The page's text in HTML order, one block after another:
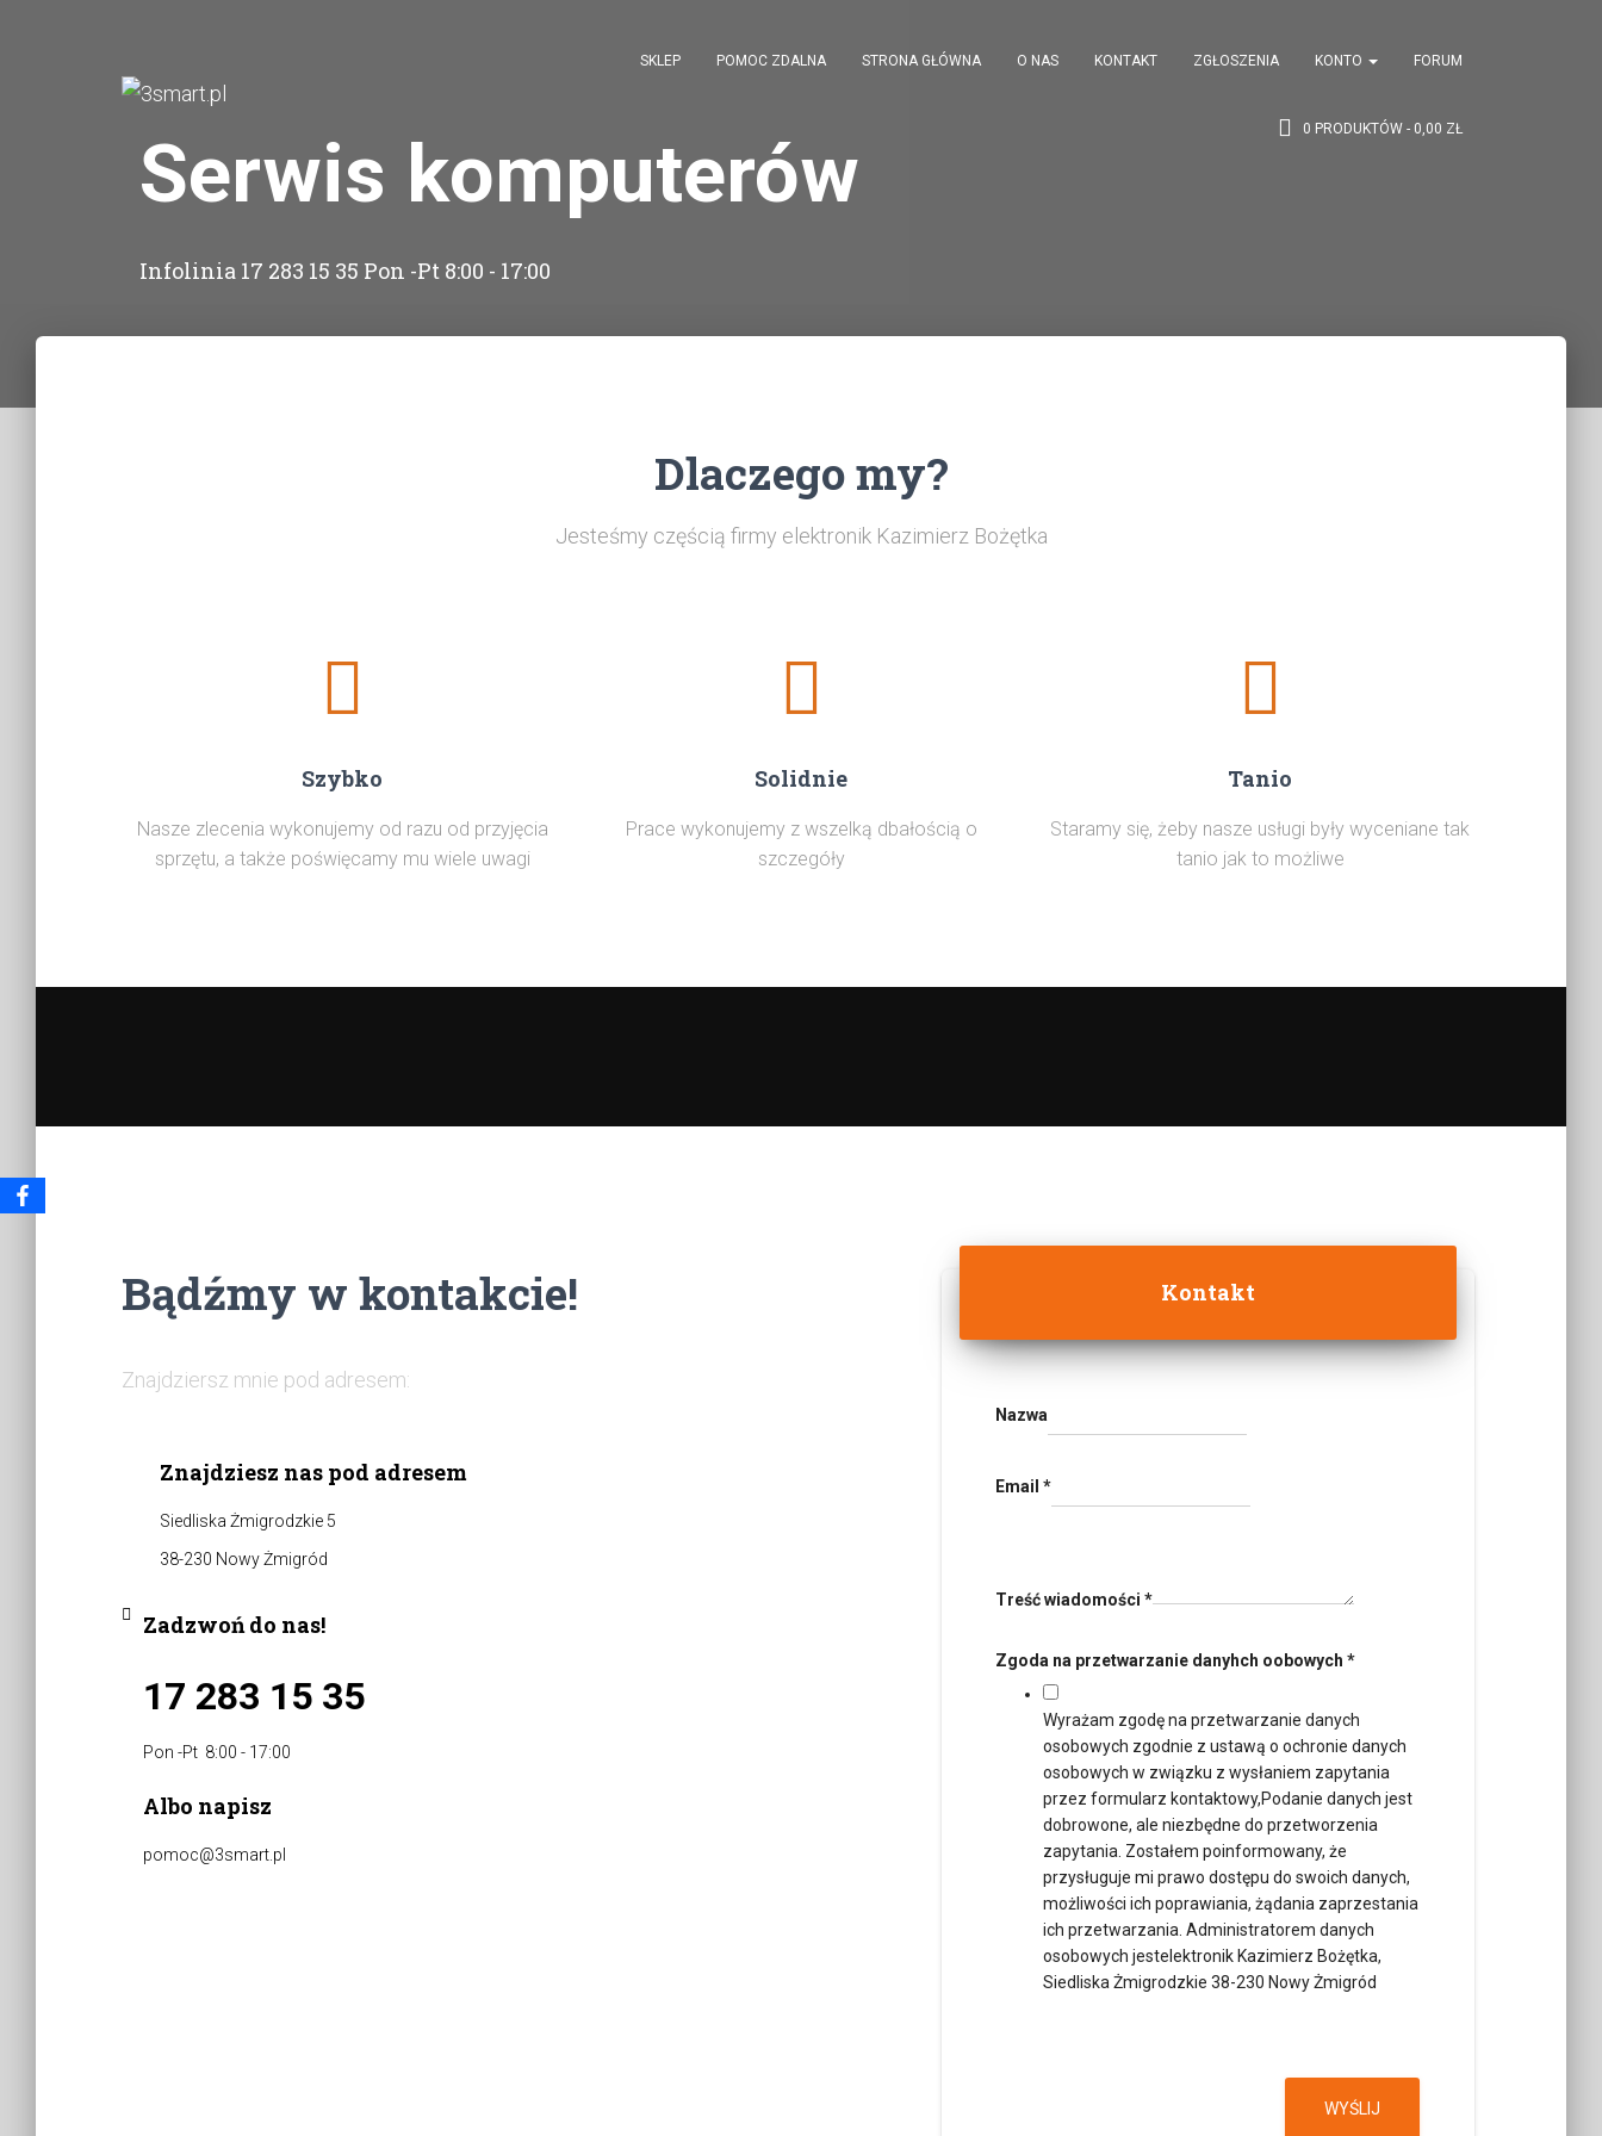
SKLEP POMOC ZDALNA STRONA GŁÓWNA O NAS KONTAKT ZGŁOSZENIA KONTO FORUM
0 PRODUKTÓW 0,00 ZŁ
Serwis komputerów
Infolinia 17 283 15 35 Pon -Pt 8:00 - 17:00
Dlaczego my?
Jesteśmy częścią firmy elektronik Kazimierz Bożętka
Szybko
Nasze zlecenia wykonujemy od razu od przyjęcia
sprzętu, a także poświęcamy mu wiele uwagi
Solidnie
Prace wykonujemy z wszelką dbałością o
szczegóły
Tanio
Staramy się, żeby nasze usługi były wyceniane tak
tanio jak to możliwe
Bądźmy w kontakcie!
Znajdziersz mnie pod adresem:
Znajdziesz nas pod adresem
Siedliska Żmigrodzkie 5
38-230 Nowy Żmigród
Zadzwoń do nas!
17 283 15 35
Pon -Pt 8:00 - 17:00
Albo napisz
pomoc@3smart.pl
Kontakt
Nazwa
Email *
Treść wiadomości *
Zgoda na przetwarzanie danyhch oobowych *
Wyrażam zgodę na przetwarzanie danych
osobowych zgodnie z ustawą o ochronie danych
osobowych w związku z wysłaniem zapytania
przez formularz kontaktowy,Podanie danych jest
dobrowone, ale niezbędne do przetworzenia
zapytania. Zostałem poinformowany, że
przysługuje mi prawo dostępu do swoich danych,
możliwości ich poprawiania, żądania zaprzestania
ich przetwarzania. Administratorem danych
osobowych jestelektronik Kazimierz Bożętka,
Siedliska Żmigrodzkie 38-230 Nowy Żmigród
WYŚLIJ